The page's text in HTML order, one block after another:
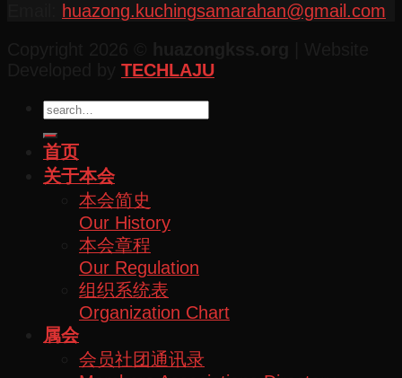
huazong.kuchingsamarahan@gmail.com
TECHLAJU
首页
关于本会
本会简史
Our History
本会章程
Our Regulation
组织系统表
Organization Chart
属会
会员社团通讯录